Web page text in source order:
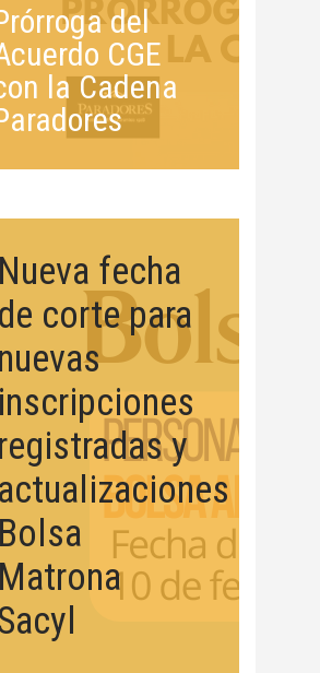
del
CGE
la Cadena
Nueva fecha
de corte para
nuevas
inscripciones
registradas y
actualizaciones
Bolsa
Matrona